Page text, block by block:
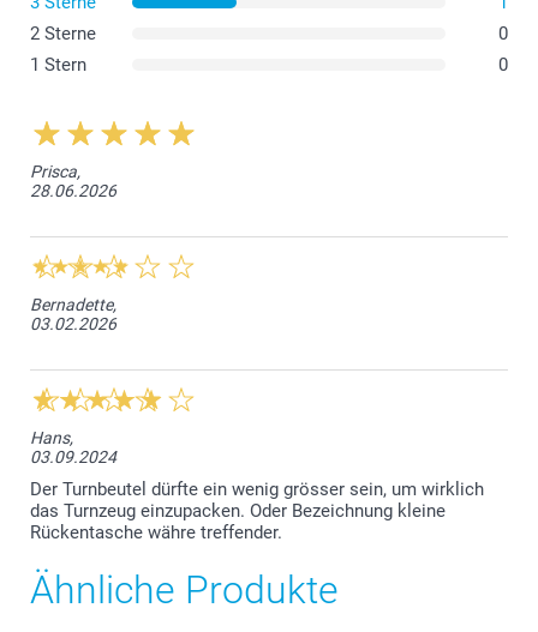
2 Sterne
0
1 Stern
0
Prisca,
28.06.2026
Bernadette,
03.02.2026
Hans,
03.09.2024
Der Turnbeutel dürfte ein wenig grösser sein, um wirklich
das Turnzeug einzupacken. Oder Bezeichnung kleine
Rückentasche währe treffender.
Ähnliche Produkte